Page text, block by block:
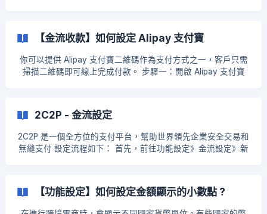
(https://storage.crisp.chat/users/helpdesk/website/69771c3
677563000/3042bc4e-56b9-4a1e-8c84-98084b_
【金流收款】如何設定 Alipay 支付寶
你可以提供 Alipay 支付寶二維碼作為支付方式之一，客戶只需
掃描二維碼即可線上完成付款。 步驟一：開啟 Alipay 支付寶
(https://storage.crisp.chat/users/helpd
2C2P - 金流設定
2C2P 是一個全方位的支付平台，幫助世界領先企業安全交易和
無縫支付 設定流程如下： 首先，前往功能設定》金流設定》新
【功能設定】如何設定金額顯示的小數點 ?